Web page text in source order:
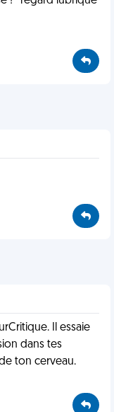
Il essaie
dans tes
ton cerveau.